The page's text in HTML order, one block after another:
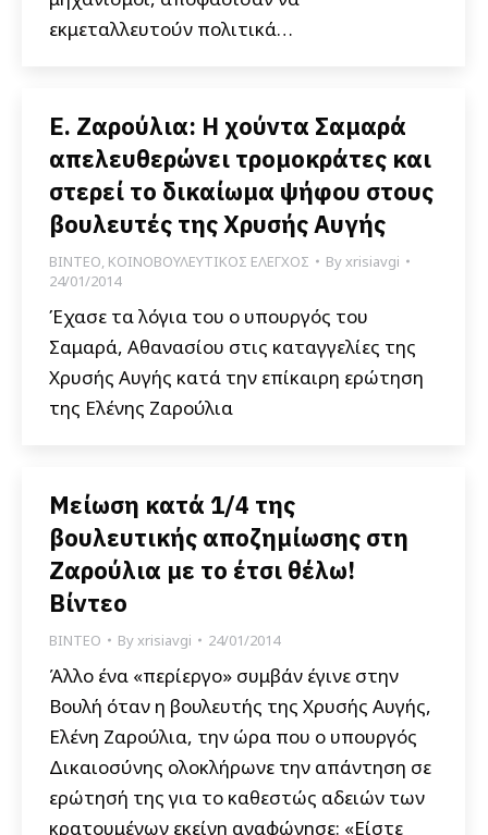
εκμεταλλευτούν πολιτικά…
Ε. Ζαρούλια: Η χούντα Σαμαρά
απελευθερώνει τρομοκράτες και
στερεί το δικαίωμα ψήφου στους
βουλευτές της Χρυσής Αυγής
ΒΙΝΤΕΟ, ΚΟΙΝΟΒΟΥΛΕΥΤΙΚΟΣ ΕΛΕΓΧΟΣ Byxrisiavgi
24/01/2014
Έχασε τα λόγια του ο υπουργός του
Σαμαρά, Αθανασίου στις καταγγελίες της
Χρυσής Αυγής κατά την επίκαιρη ερώτηση
της Ελένης Ζαρούλια
Μείωση κατά 1/4 της
βουλευτικής αποζημίωσης στη
Ζαρούλια με το έτσι θέλω!
Βίντεο
ΒΙΝΤΕΟ Byxrisiavgi 24/01/2014
Άλλο ένα «περίεργο» συμβάν έγινε στην
Βουλή όταν η βουλευτής της Χρυσής Αυγής,
Ελένη Ζαρούλια, την ώρα που ο υπουργός
Δικαιοσύνης ολοκλήρωνε την απάντηση σε
ερώτησή της για το καθεστώς αδειών των
κρατουμένων εκείνη αναφώνησε: «Είστε